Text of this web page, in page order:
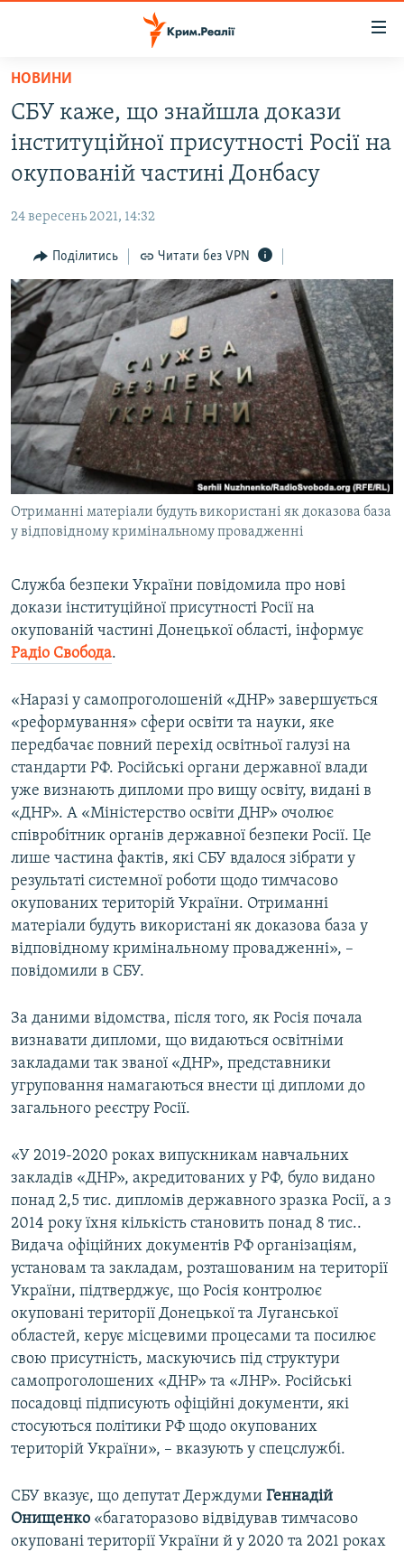
Перейти
основного
матеріалу
до
основної
навігації
Перейти
до
пошуку
ВІДЕО ТА ФОТО
БЛОГИ
ПОГЛЯД
ІНТЕРВ'Ю
ВСЕ ЗА ДЕНЬ
СПЕЦПРОЕКТИ
ДЕПОРТАЦІЯ
ВІДЕОУРОКИ «ELIFBE»
СВІДЧЕННЯ ОКУПАЦІЇ
УКРАЇНСЬКА ПРОБЛЕМА КРИМУ
ІНФОГРАФІКА
ЯК ОБІЙТИ БЛОКУВАННЯ
Русский
Qırımtatar
ДОЛУЧАЙСЯ!
Усі сайти RFE/RL
НОВИНИ
СБУ каже, що знайшла докази
інституційної присутності Росії на
окупованій частині Донбасу
24 вересень 2021, 14:32
Поділитись Читати без VPN
Отриманні матеріали будуть використані як доказова база
у відповідному кримінальному провадженні
Служба безпеки України повідомила про нові
докази інституційної присутності Росії на
окупованій частині Донецької області, інформує
Радіо Свобода.
«Наразі у самопроголошеній «ДНР» завершується
«реформування» сфери освіти та науки, яке
передбачає повний перехід освітньої галузі на
стандарти РФ. Російські органи державної влади
уже визнають дипломи про вищу освіту, видані в
«ДНР». А «Міністерство освіти ДНР» очолює
співробітник органів державної безпеки Росії. Це
лише частина фактів, які СБУ вдалося зібрати у
результаті системної роботи щодо тимчасово
окупованих територій України. Отриманні
матеріали будуть використані як доказова база у
відповідному кримінальному провадженні», –
повідомили в СБУ.
За даними відомства, після того, як Росія почала
визнавати дипломи, що видаються освітніми
закладами так званої «ДНР», представники
угруповання намагаються внести ці дипломи до
загального реєстру Росії.
«У 2019-2020 роках випускникам навчальних
закладів «ДНР», акредитованих у РФ, було видано
понад 2,5 тис. дипломів державного зразка Росії, а з
2014 року їхня кількість становить понад 8 тис..
Видача офіційних документів РФ організаціям,
установам та закладам, розташованим на території
України, підтверджує, що Росія контролює
окуповані території Донецької та Луганської
областей, керує місцевими процесами та посилює
свою присутність, маскуючись під структури
самопроголошених «ДНР» та «ЛНР». Російські
посадовці підписують офіційні документи, які
стосуються політики РФ щодо окупованих
територій України», – вказують у спецслужбі.
СБУ вказує, що депутат Держдуми Геннадій
Онищенко «багаторазово відвідував тимчасово
окуповані території України й у 2020 та 2021 роках